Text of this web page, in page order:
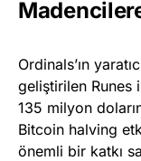
Ordinals’ın
geliştirilen Runes
135 milyon
Bitcoin halving
önemli bir katkı